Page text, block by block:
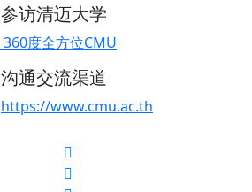
参访清迈大学
360度全方位CMU
沟通交流渠道
https://www.cmu.ac.th